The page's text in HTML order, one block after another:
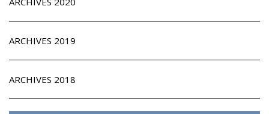
ARCHIVES 2019
ARCHIVES 2018